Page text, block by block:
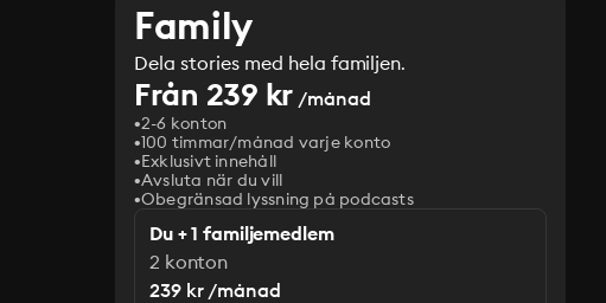
Family
Dela stories med hela familjen.
Från 239 kr /månad
2-6 konton
100 timmar/månad varje konto
Exklusivt innehåll
Avsluta när du vill
Obegränsad lyssning på podcasts
Du + 1 familjemedlem
2 konton
239 kr /månad